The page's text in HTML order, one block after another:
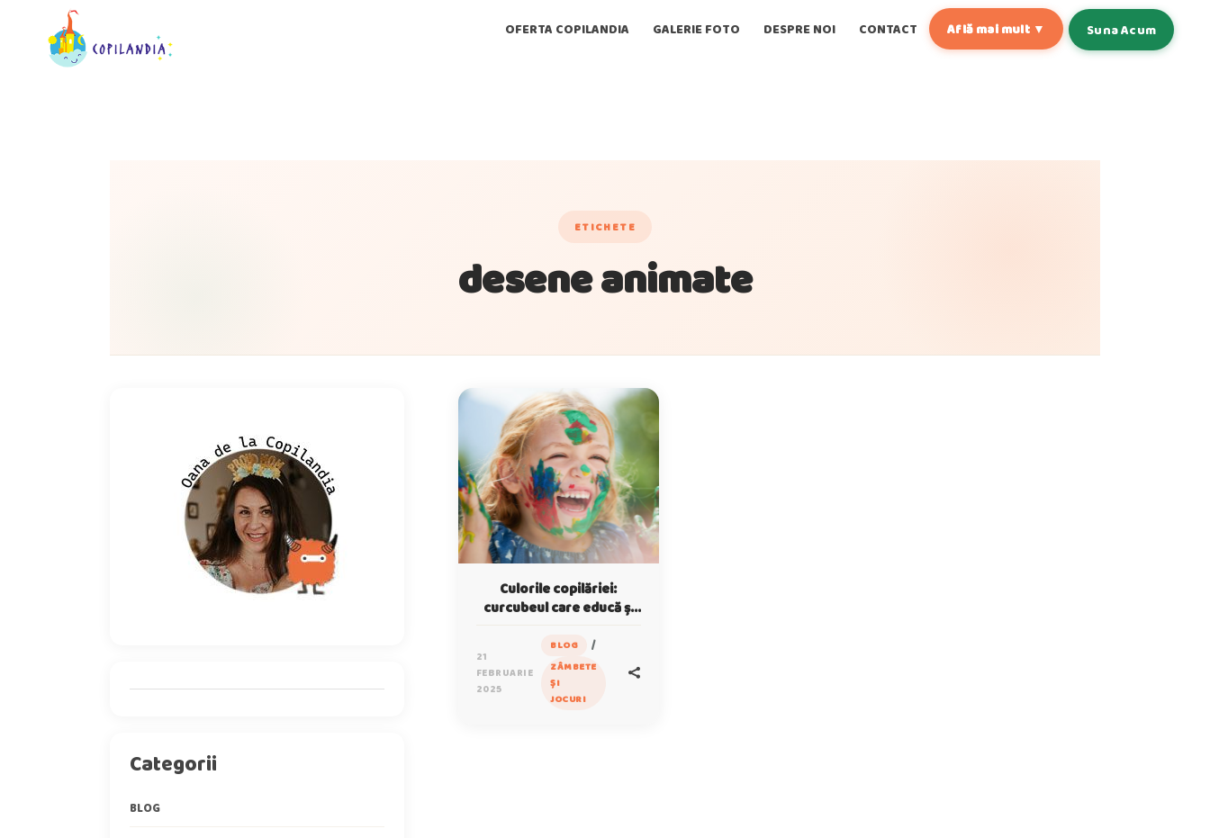
OFERTA COPILANDIA GALERIE FOTO DESPRE NOI CONTACT Află mai mult ▼ Suna Acum
ETICHETE
desene animate
Culorile copilăriei:
curcubeul care educă și
21
FEBRUARIE
2025
BLOG /
ZÂMBETE
ȘI
JOCURI
Categorii
BLOG